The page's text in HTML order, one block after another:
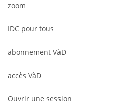
zoom
IDC pour tous
abonnement VàD
accès VàD
Ouvrir une session